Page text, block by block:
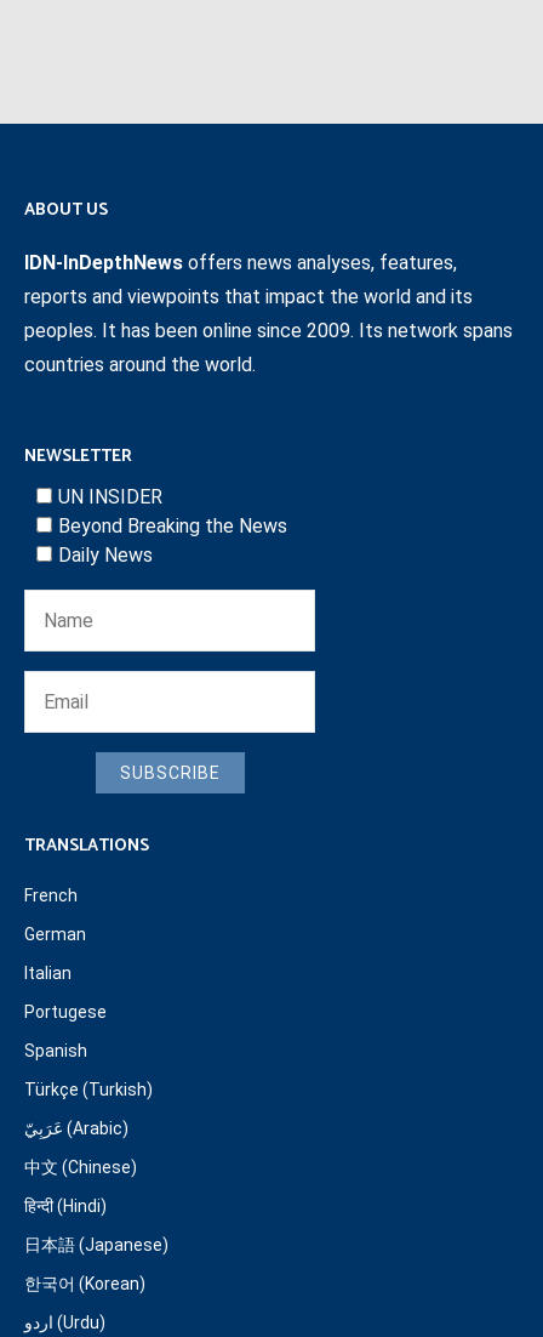
ABOUT US
IDN-InDepthNews offers news analyses, features,
reports and viewpoints that impact the world and its
peoples. It has been online since 2009. Its network spans
countries around the world.
NEWSLETTER
UN INSIDER
Beyond Breaking the News
Daily News
SUBSCRIBE
TRANSLATIONS
French
German
Italian
Portugese
Spanish
Türkçe (Turkish)
عَرَبِيّ (Arabic)
中文 (Chinese)
हिन्दी (Hindi)
日本語 (Japanese)
한국어 (Korean)
اردو (Urdu)